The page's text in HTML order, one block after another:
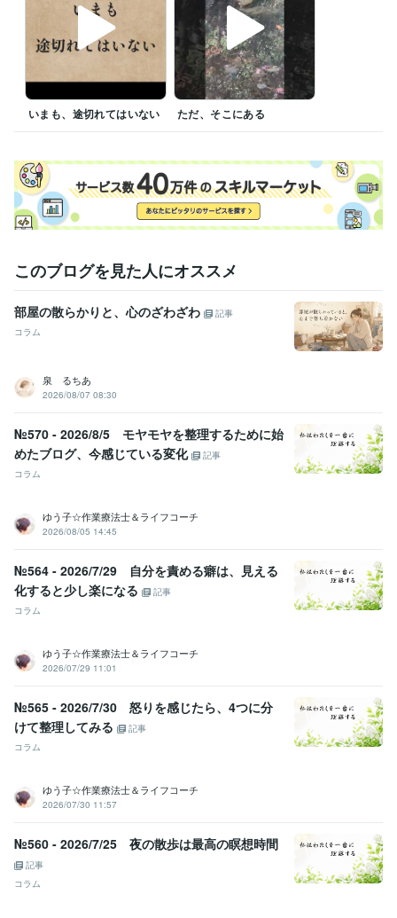
いまも、途切れてはいない ただ、そこにある
このブログを見た人にオススメ
部屋の散らかりと、心のざわざわ
記事
コラム
泉 るちあ
2026/08/07 08:30
№570 - 2026/8/5 モヤモヤを整理するために始
めたブログ、今感じている変化
記事
コラム
ゆう子☆作業療法士＆ライフコーチ
2026/08/05 14:45
№564 - 2026/7/29 自分を責める癖は、見える
化すると少し楽になる
記事
コラム
ゆう子☆作業療法士＆ライフコーチ
2026/07/29 11:01
№565 - 2026/7/30 怒りを感じたら、4つに分
けて整理してみる
記事
コラム
ゆう子☆作業療法士＆ライフコーチ
2026/07/30 11:57
№560 - 2026/7/25 夜の散歩は最高の瞑想時間
記事
コラム